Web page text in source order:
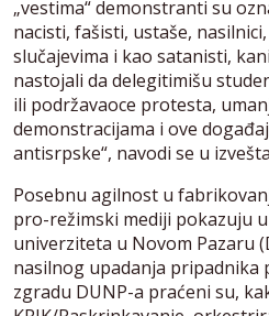
„vestima“ demonstranti su
nacisti, fašisti, ustaše,
slučajevima i kao satanisti,
nastojali da delegitimišu
ili podržavaoce protesta,
demonstracijama i ove
antisrpske“, navodi se u
Posebnu agilnost u
pro-režimski mediji pokazuju
univerziteta u Novom Pazaru
nasilnog upadanja pripadnika
zgradu DUNP-a praćeni su,